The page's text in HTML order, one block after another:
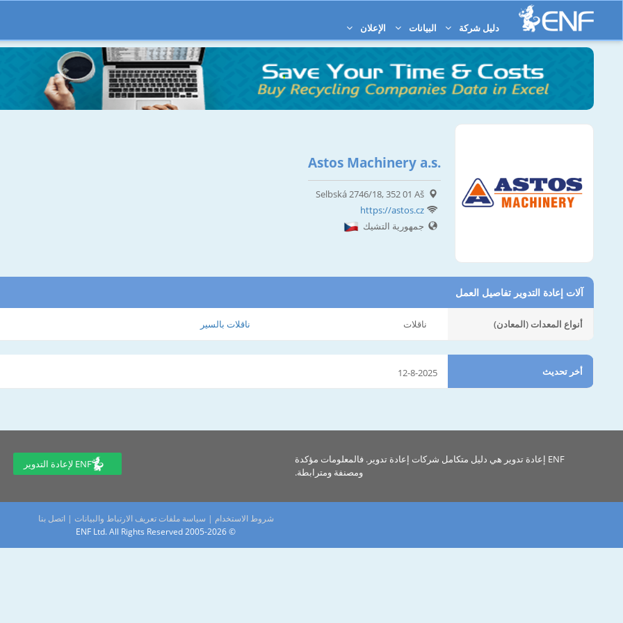
دليل شركة البيانات الإعلان
Astos Machinery a.s.
Selbská 2746/18, 352 01 Aš
https://astos.cz
جمهورية التشيك
آلات إعادة التدوير تفاصيل العمل
أنواع المعدات (المعادن) ناقلات ناقلات بالسير
أخر تحديث 12-8-2025
ENF إعادة تدوير هي دليل متكامل شركات إعادة تدوير. فالمعلومات مؤكدة
ومصنفة ومترابطة.
ENF لإعادة التدوير
شروط الاستخدام | سياسة ملفات تعريف الارتباط والبيانات |اتصل بنا
© 2005-2026 ENF Ltd. All Rights Reserved